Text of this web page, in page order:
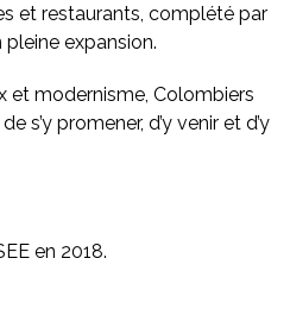
et restaurants, complété par
expansion.
et modernisme, Colombiers
s’y promener, d’y venir et d’y
en 2018.